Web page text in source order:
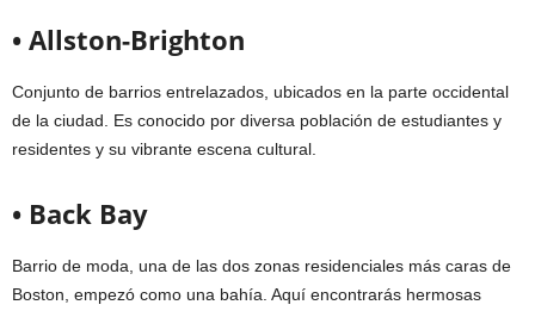
• Allston-Brighton
Conjunto de barrios entrelazados, ubicados en la parte occidental
de la ciudad. Es conocido por diversa población de estudiantes y
residentes y su vibrante escena cultural.
• Back Bay
Barrio de moda, una de las dos zonas residenciales más caras de
Boston, empezó como una bahía. Aquí encontrarás hermosas